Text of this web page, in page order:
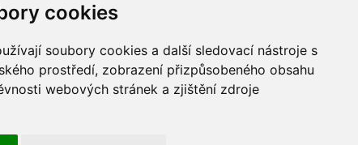
cookies
soubory cookies a další sledovací nástroje s
prostředí, zobrazení přizpůsobeného obsahu
webových stránek a zjištění zdroje
v obchodním rejstříku vedeném Krajským
společností AGROFERT, a.s., IČO 26185610,
souhlasu společnosti FARMTEC a.s.